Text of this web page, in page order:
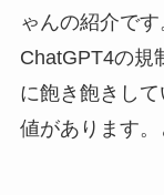
ゃんの紹介です
ChatGPT4の規
に飽き飽きし
値があります。